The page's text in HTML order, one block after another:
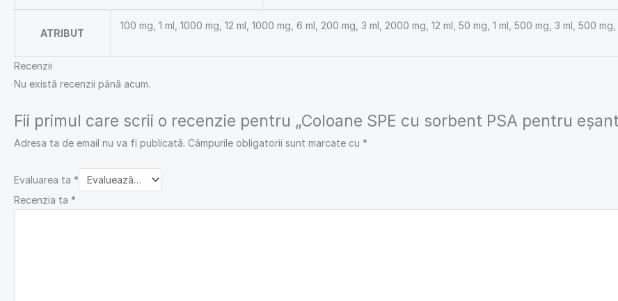
ATRIBUT
100 mg, 1 ml, 1000 mg, 12 ml, 1000 mg, 6 ml, 200 mg, 3 ml, 2000 mg, 12 ml, 50 mg, 1 ml, 500 mg, 3 ml, 500 mg,
Recenzii
Nu există recenzii până acum.
Fii primul care scrii o recenzie pentru „Coloane SPE cu sorbent PSA pentru
Adresa ta de email nu va fi publicată. Câmpurile obligatorii sunt marcate cu *
Evaluarea ta *
Recenzia ta *